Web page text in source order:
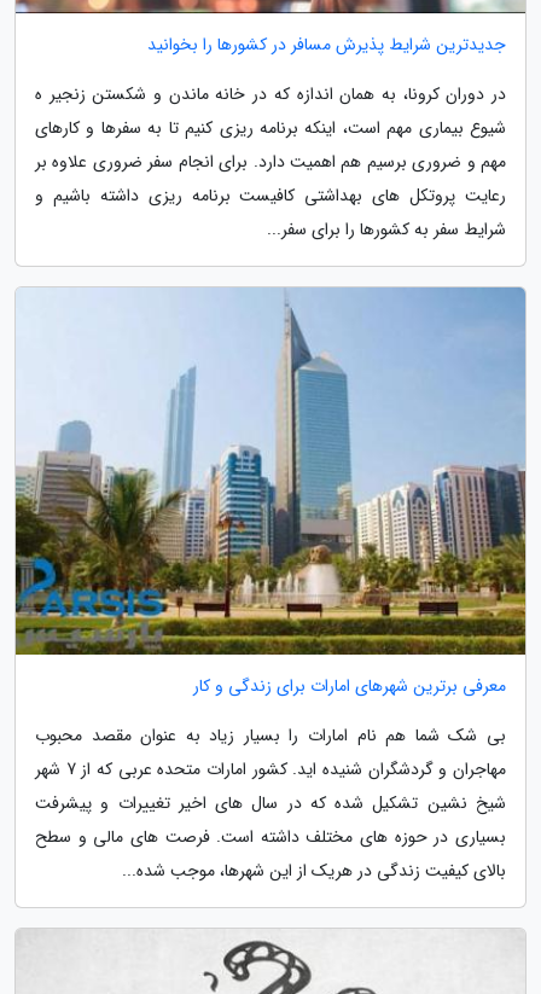
جدیدترین شرایط پذیرش مسافر در کشورها را بخوانید
در دوران کرونا، به همان اندازه که در خانه ماندن و شکستن زنجیر ه
شیوع بیماری مهم است، اینکه برنامه ریزی کنیم تا به سفرها و کارهای
مهم و ضروری برسیم هم اهمیت دارد. برای انجام سفر ضروری علاوه بر
رعایت پروتکل های بهداشتی کافیست برنامه ریزی داشته باشیم و
شرایط سفر به کشورها را برای سفر...
معرفی برترین شهرهای امارات برای زندگی و کار
بی شک شما هم نام امارات را بسیار زیاد به عنوان مقصد محبوب
مهاجران و گردشگران شنیده اید. کشور امارات متحده عربی که از 7 شهر
شیخ نشین تشکیل شده که در سال های اخیر تغییرات و پیشرفت
بسیاری در حوزه های مختلف داشته است. فرصت های مالی و سطح
بالای کیفیت زندگی در هریک از این شهرها، موجب شده...